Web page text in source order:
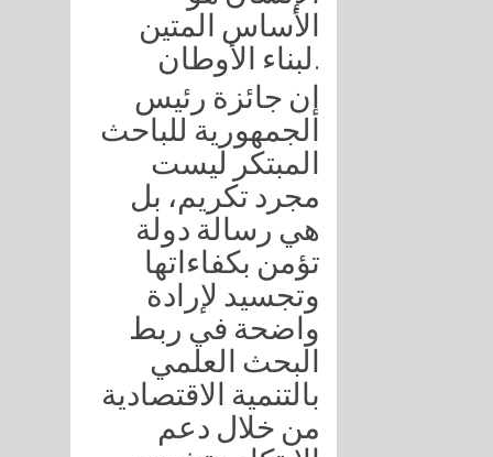
الأساس المتين
لبناء الأوطان.
إن جائزة رئيس
الجمهورية للباحث
المبتكر ليست
مجرد تكريم، بل
هي رسالة دولة
تؤمن بكفاءاتها
وتجسيد لإرادة
واضحة في ربط
البحث العلمي
بالتنمية الاقتصادية
من خلال دعم